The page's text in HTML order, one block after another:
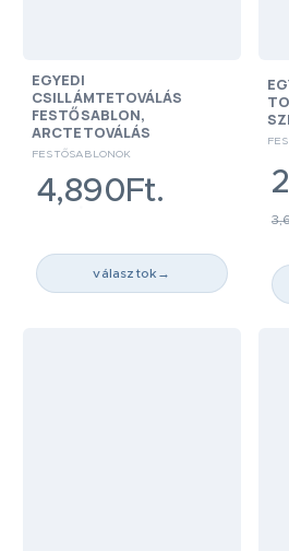
EGYEDI
CSILLÁMTETOVÁLÁS
FESTŐSABLON,
ARCTETOVÁLÁS
FESTŐSABLONOK
4,890Ft.
választok →